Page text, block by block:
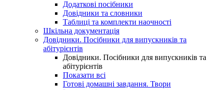
Додаткові посібники
Довідники та словники
Таблиці та комплекти наочності
Шкільна документація
Довідники. Посібники для випускників та
абітурієнтів
Довідники. Посібники для випускників та
абітурієнтів
Показати всі
Готові домашні завдання. Твори